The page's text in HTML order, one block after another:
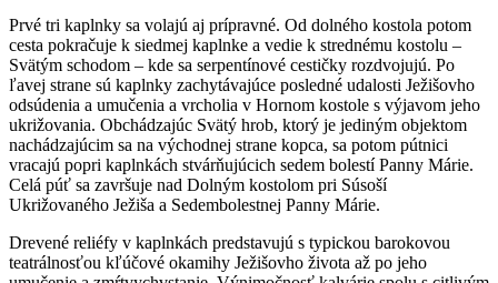
Prvé tri kaplnky sa volajú aj prípravné. Od dolného kostola potom
cesta pokračuje k siedmej kaplnke a vedie k strednému kostolu –
Svätým schodom – kde sa serpentínové cestičky rozdvojujú. Po
ľavej strane sú kaplnky zachytávajúce posledné udalosti Ježišovho
odsúdenia a umučenia a vrcholia v Hornom kostole s výjavom jeho
ukrižovania. Obchádzajúc Svätý hrob, ktorý je jediným objektom
nachádzajúcim sa na východnej strane kopca, sa potom pútnici
vracajú popri kaplnkách stvárňujúcich sedem bolestí Panny Márie.
Celá púť sa završuje nad Dolným kostolom pri Súsoší
Ukrižovaného Ježiša a Sedembolestnej Panny Márie.
Drevené reliéfy v kaplnkách predstavujú s typickou barokovou
teatrálnosťou kľúčové okamihy Ježišovho života až po jeho